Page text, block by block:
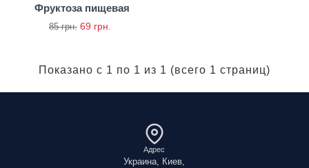
Фруктоза пищевая
85 грн. 69 грн.
Показано с 1 по 1 из 1 (всего 1 страниц)
Адрес
Украина, Киев,